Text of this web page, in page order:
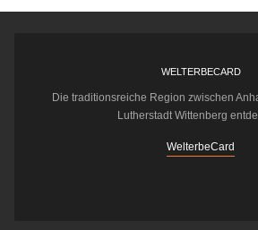
WELTERBECARD
Die traditionsreiche Region zwischen
Lutherstadt Wittenberg
WelterbeCard